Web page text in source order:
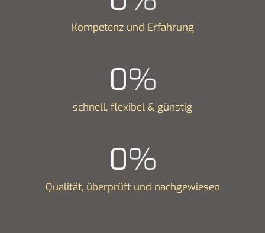
Kompetenz und Erfahrung
0%
schnell, flexibel & günstig
0%
Qualität, überprüft und nachgewiesen